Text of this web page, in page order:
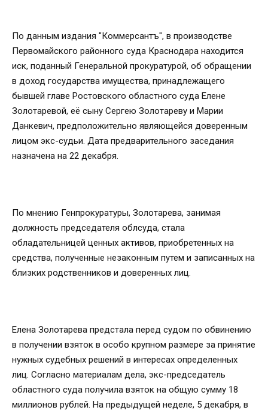
По данным издания "Коммерсантъ", в производстве
Первомайского районного суда Краснодара находится
иск, поданный Генеральной прокуратурой, об обращении
в доход государства имущества, принадлежащего
бывшей главе Ростовского областного суда Елене
Золотаревой, её сыну Сергею Золотареву и Марии
Данкевич, предположительно являющейся доверенным
лицом экс-судьи. Дата предварительного заседания
назначена на 22 декабря.
По мнению Генпрокуратуры, Золотарева, занимая
должность председателя облсуда, стала
обладательницей ценных активов, приобретенных на
средства, полученные незаконным путем и записанных на
близких родственников и доверенных лиц.
Елена Золотарева предстала перед судом по обвинению
в получении взяток в особо крупном размере за принятие
нужных судебных решений в интересах определенных
лиц. Согласно материалам дела, экс-председатель
областного суда получила взяток на общую сумму 18
миллионов рублей. На предыдущей неделе, 5 декабря, в